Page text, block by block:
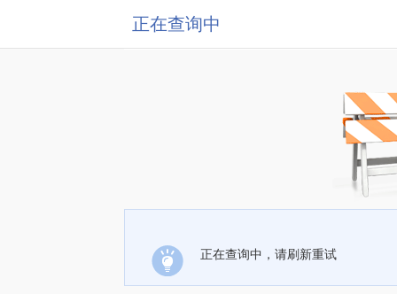
正在查询中
正在查询中，请刷新重试